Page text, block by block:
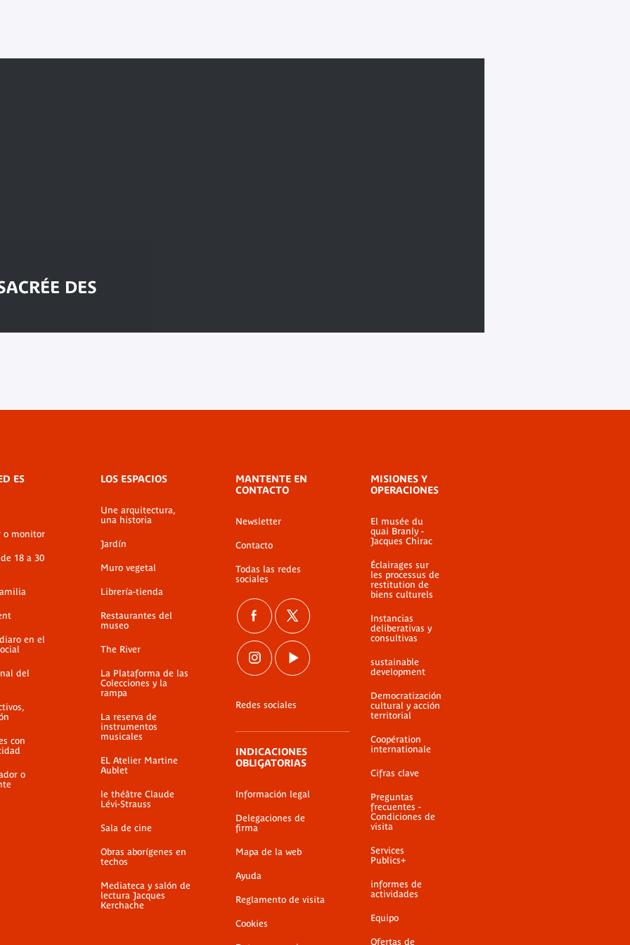
DES
ES
o monitor
18 a 30
en el
del
con
o
LOS ESPACIOS
Une arquitectura,
una historia
Jardín
Muro vegetal
Librería-tienda
Restaurantes del
museo
The River
La Plataforma de las
Colecciones y la
rampa
La reserva de
instrumentos
musicales
EL Atelier Martine
Aublet
le théâtre Claude
Lévi-Strauss
Sala de cine
Obras aborígenes en
techos
Mediateca y salón de
lectura Jacques
Kerchache
MANTENTE EN
CONTACTO
Newsletter
Contacto
Todas las redes
sociales
Redes sociales
INDICACIONES
OBLIGATORIAS
Información legal
Delegaciones de
firma
Mapa de la web
Ayuda
Reglamento de visita
Cookies
MISIONES Y
OPERACIONES
El musée du
quai Branly -
Jacques Chirac
Éclairages sur
les processus de
restitution de
biens culturels
Instancias
deliberativas y
consultivas
sustainable
development
Democratización
cultural y acción
territorial
Coopération
internationale
Cifras clave
Preguntas
frecuentes -
Condiciones de
visita
Services
Publics+
informes de
actividades
Equipo
Ofertas de